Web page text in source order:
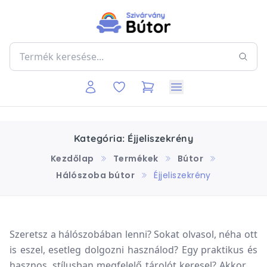
Kategória: Éjjeliszekrény
Kezdőlap
Termékek
Bútor
Hálószoba bútor
Éjjeliszekrény
Szeretsz a hálószobában lenni? Sokat olvasol, néha ott
is eszel, esetleg dolgozni használod? Egy praktikus és